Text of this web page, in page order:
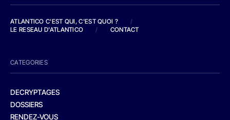
ATLANTICO C'EST QUI, C'EST QUOI ?
/
LE RESEAU D'ATLANTICO
/ CONTACT
CATEGORIES
DECRYPTAGES
DOSSIERS
RENDEZ-VOUS